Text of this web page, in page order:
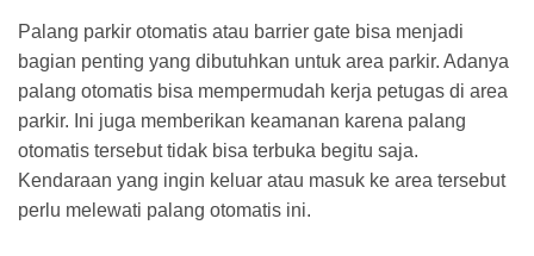
Palang parkir otomatis atau barrier gate bisa menjadi
bagian penting yang dibutuhkan untuk area parkir. Adanya
palang otomatis bisa mempermudah kerja petugas di area
parkir. Ini juga memberikan keamanan karena palang
otomatis tersebut tidak bisa terbuka begitu saja.
Kendaraan yang ingin keluar atau masuk ke area tersebut
perlu melewati palang otomatis ini.